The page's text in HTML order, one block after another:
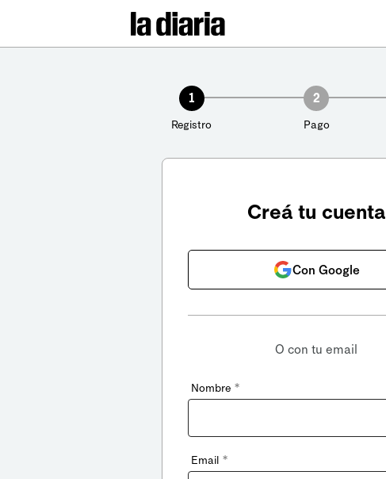
1
Registro
2
Pago
Creá tu cuenta
Con Google
O con tu email
Nombre *
Email *